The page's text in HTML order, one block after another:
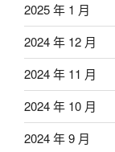
2025 年 1 月
2024 年 12 月
2024 年 11 月
2024 年 10 月
2024 年 9 月